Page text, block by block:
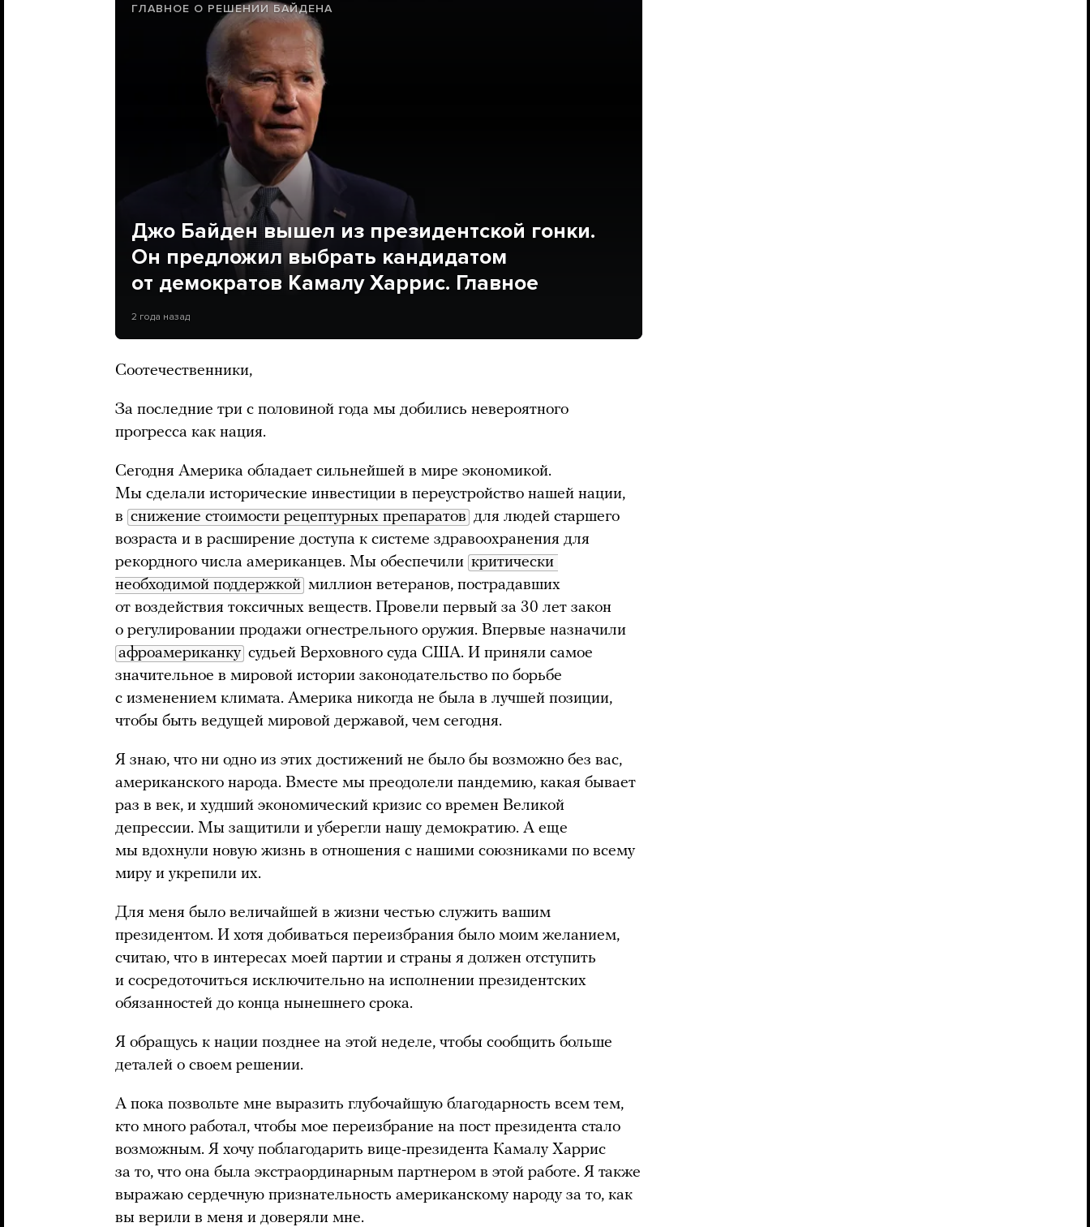
ГЛАВНОЕ О РЕШЕНИИ БАЙДЕНА
Джо Байден вышел из президентской гонки.
Он предложил выбрать кандидатом
от демократов Камалу Харрис. Главное
2 года назад
Соотечественники,
За последние три с половиной года мы добились невероятного
прогресса как нация.
Сегодня Америка обладает сильнейшей в мире экономикой.
Мы сделали исторические инвестиции в переустройство нашей нации,
в снижение стоимости рецептурных препаратов для людей старшего
возраста и в расширение доступа к системе здравоохранения для
рекордного числа американцев. Мы обеспечили критически
необходимой поддержкой миллион ветеранов, пострадавших
от воздействия токсичных веществ. Провели первый за 30 лет закон
о регулировании продажи огнестрельного оружия. Впервые назначили
афроамериканку судьей Верховного суда США. И приняли самое
значительное в мировой истории законодательство по борьбе
с изменением климата. Америка никогда не была в лучшей позиции,
чтобы быть ведущей мировой державой, чем сегодня.
Я знаю, что ни одно из этих достижений не было бы возможно без вас,
американского народа. Вместе мы преодолели пандемию, какая бывает
раз в век, и худший экономический кризис со времен Великой
депрессии. Мы защитили и уберегли нашу демократию. А еще
мы вдохнули новую жизнь в отношения с нашими союзниками по всему
миру и укрепили их.
Для меня было величайшей в жизни честью служить вашим
президентом. И хотя добиваться переизбрания было моим желанием,
считаю, что в интересах моей партии и страны я должен отступить
и сосредоточиться исключительно на исполнении президентских
обязанностей до конца нынешнего срока.
Я обращусь к нации позднее на этой неделе, чтобы сообщить больше
деталей о своем решении.
А пока позвольте мне выразить глубочайшую благодарность всем тем,
кто много работал, чтобы мое переизбрание на пост президента стало
возможным. Я хочу поблагодарить вице-президента Камалу Харрис
за то, что она была экстраординарным партнером в этой работе. Я также
выражаю сердечную признательность американскому народу за то, как
вы верили в меня и доверяли мне.